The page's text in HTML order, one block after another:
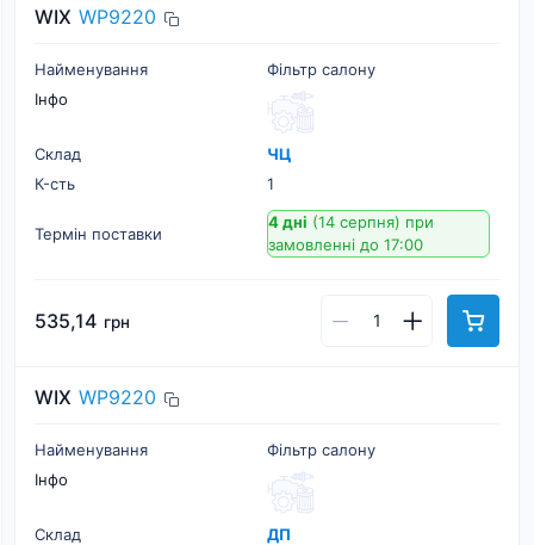
WIX WP9220
Найменування
Фільтр салону
Інфо
Склад
ЧЦ
К-cть
1
Термін поставки
4 дні (14 серпня) при
замовленні до 17:00
535,14 грн
WIX WP9220
Найменування
Фільтр салону
Інфо
Склад
ДП